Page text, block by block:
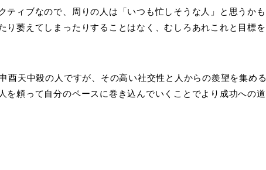
ティブなので、周りの人は「いつも忙しそうな人」と思うかも
り萎えてしまったりすることはなく、むしろあれこれと目標を
酉天中殺の人ですが、その高い社交性と人からの羨望を集める
を頼って自分のペースに巻き込んでいくことでより成功への道